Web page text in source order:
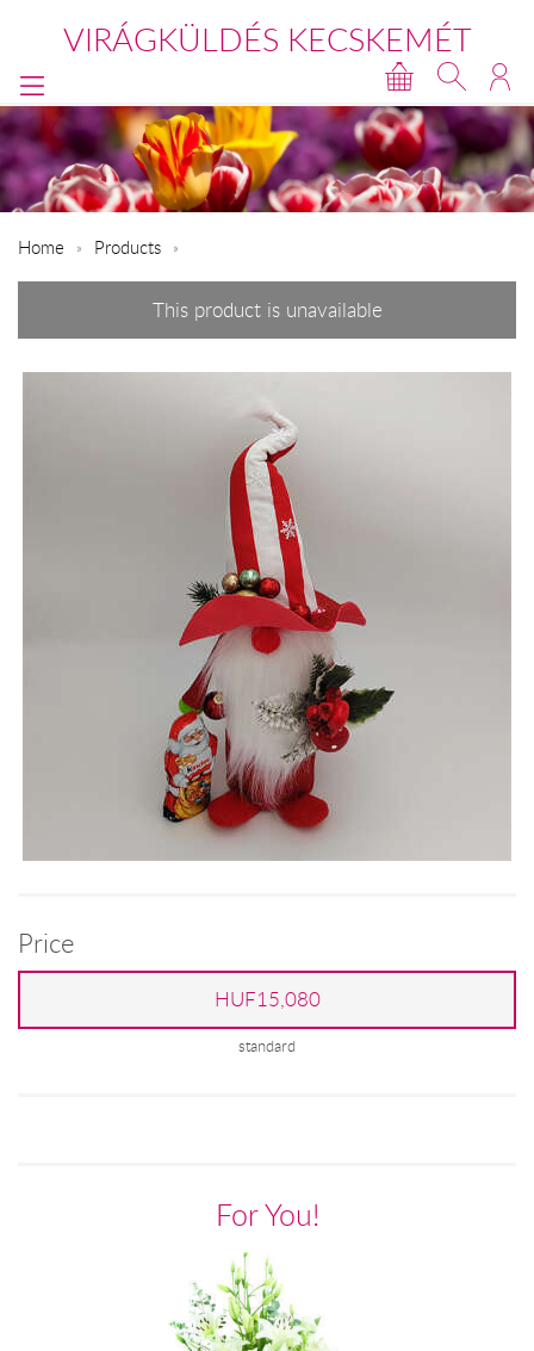
VIRÁGKÜLDÉS KECSKEMÉT
Home Products
This product is unavailable
Price
HUF15,080
standard
For You!